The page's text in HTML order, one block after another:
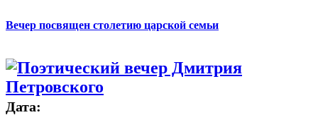
Вечер посвящен столетию царской семьи
Дата: